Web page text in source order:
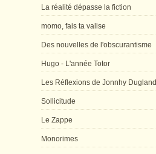
La réalité dépasse la fiction
momo, fais ta valise
Des nouvelles de l'obscurantisme
Hugo - L'année Totor
Les Réflexions de Jonnhy Dugland
Sollicitude
Le Zappe
Monorimes